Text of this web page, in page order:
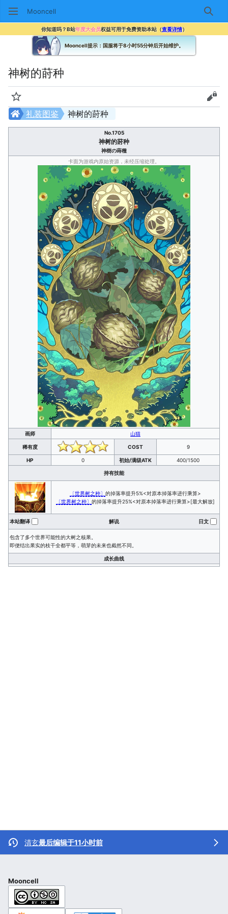
Mooncell 搜索
你知道吗？B站年度大会员权益可用于免费资助本站（查看详情）
Mooncell提示：国服将于8小时55分钟后开始维护。
神树的莳种
监视 查看
神树的莳种
礼装图鉴
No.1705
神树的莳种
神樹の蒔種
卡面为游戏内原始资源，未经压缩处理。
画师 山猫
稀有度 COST 9
HP 0 初始/满级ATK 400/1500
持有技能
〔世界树之种〕 的掉落率提升5%<对原本掉落率进行乘算>
〔世界树之种〕 的掉落率提升25%<对原本掉落率进行乘算>[最大解放]
本站翻译 解说 日文
包含了多个世界可能性的大树之核果。
即便结出果实的枝干全都平等，萌芽的未来也截然不同。
成长曲线
清玄最后编辑于11小时前
Mooncell